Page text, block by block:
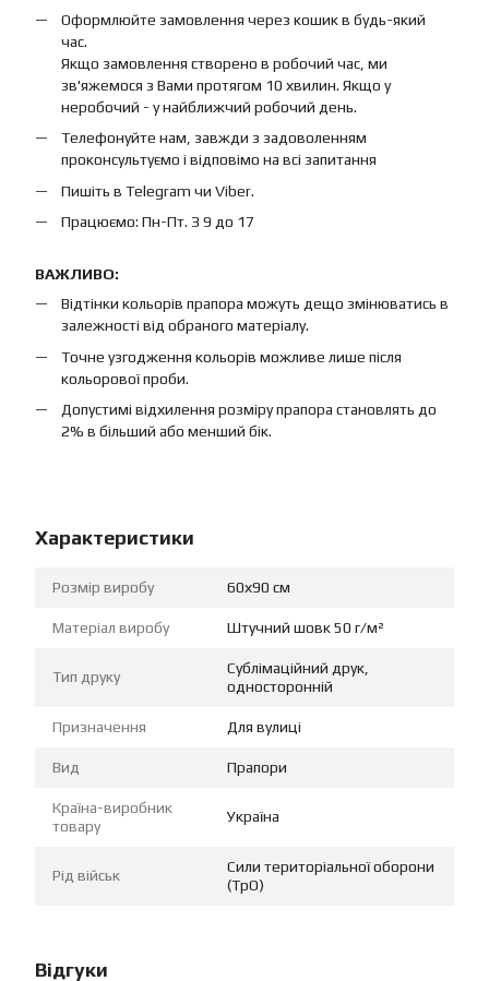
Оформлюйте замовлення через кошик в будь-який
час.
Якщо замовлення створено в робочий час, ми
зв'яжемося з Вами протягом 10 хвилин. Якщо у
неробочий - у найближчий робочий день.
Телефонуйте нам, завжди з задоволенням
проконсультуємо і відповімо на всі запитання
Пишіть в Telegram чи Viber.
Працюємо: Пн-Пт. З 9 до 17
ВАЖЛИВО:
Відтінки кольорів прапора можуть дещо змінюватись в
залежності від обраного матеріалу.
Точне узгодження кольорів можливе лише після
кольорової проби.
Допустимі відхилення розміру прапора становлять до
2% в більший або менший бік.
Характеристики
Розмір виробу 60х90 см
Матеріал виробу Штучний шовк 50 г/м²
Тип друку
Сублімаційний друк,
односторонній
Призначення Для вулиці
Вид Прапори
Країна-виробник
товару
Україна
Рід військ
Сили територіальної оборони
(ТрО)
Відгуки